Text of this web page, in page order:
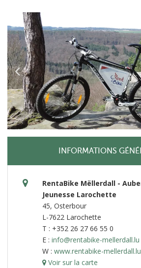
INFORMATIONS
RentaBike Mëllerdall -
Jeunesse Larochette
45, Osterbour
L-7622 Larochette
T : +352 26 27 66 55 0
E : info@rentabike-mellerdall.lu
W : www.rentabike-mellerdall.lu
Voir sur la carte